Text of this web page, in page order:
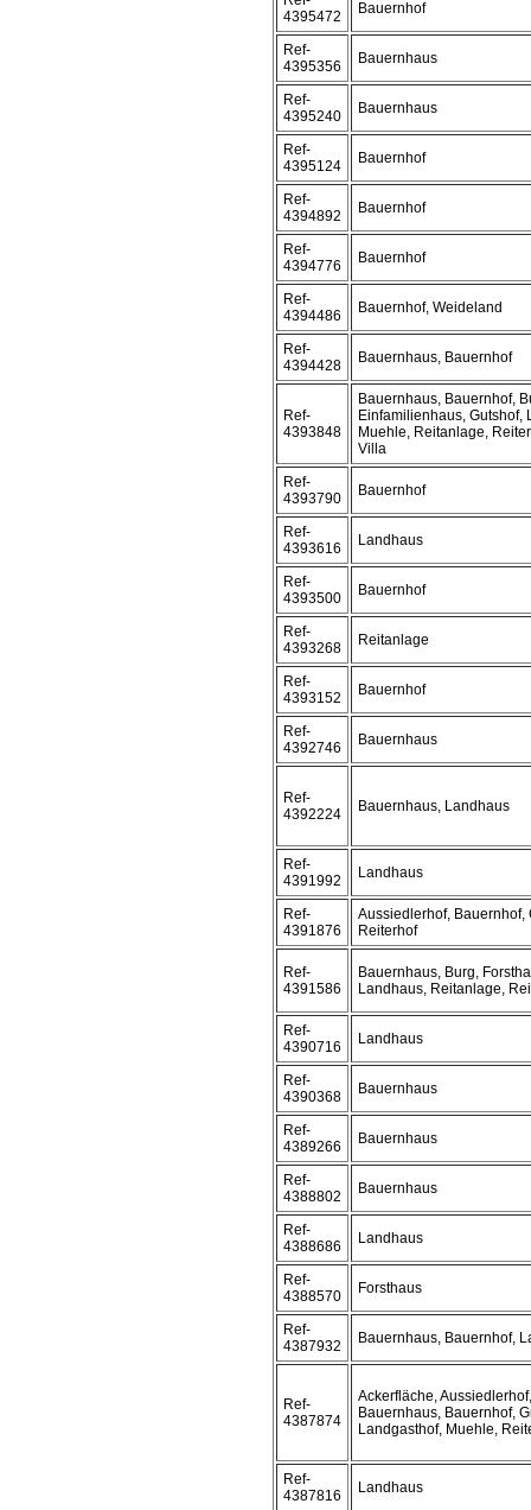
4395472
Bauernhof
Ref-
4395356
Bauernhaus
Ref-
4395240
Bauernhaus
Ref-
4395124
Bauernhof
Ref-
4394892
Bauernhof
Ref-
4394776
Bauernhof
Ref-
4394486
Bauernhof, Weideland
Ref-
4394428
Bauernhaus, Bauernhof
Ref-
4393848
Bauernhaus, Bauernhof,
Einfamilienhaus, Gutshof,
Muehle, Reitanlage,
Villa
Ref-
4393790
Bauernhof
Ref-
4393616
Landhaus
Ref-
4393500
Bauernhof
Ref-
4393268
Reitanlage
Ref-
4393152
Bauernhof
Ref-
4392746
Bauernhaus
Ref-
4392224
Bauernhaus, Landhaus
Ref-
4391992
Landhaus
Ref-
4391876
Aussiedlerhof, Bauernhof,
Reiterhof
Ref-
4391586
Bauernhaus, Burg,
Landhaus, Reitanlage,
Ref-
4390716
Landhaus
Ref-
4390368
Bauernhaus
Ref-
4389266
Bauernhaus
Ref-
4388802
Bauernhaus
Ref-
4388686
Landhaus
Ref-
4388570
Forsthaus
Ref-
4387932
Bauernhaus, Bauernhof,
Ref-
4387874
Ackerfläche,
Bauernhaus, Bauernhof,
Landgasthof, Muehle,
Ref-
4387816
Landhaus